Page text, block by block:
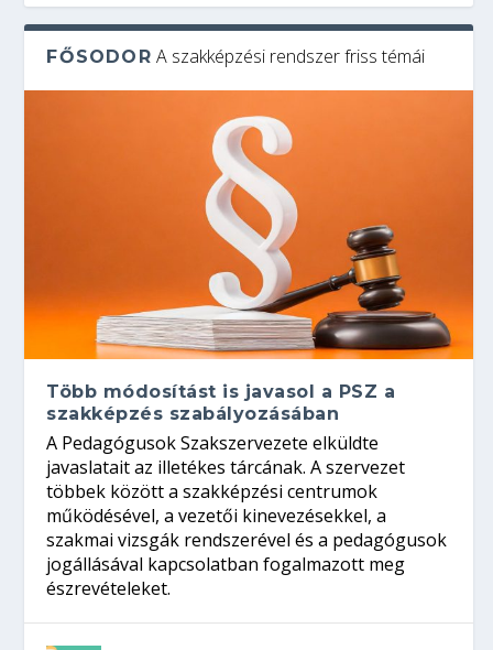
FŐSODOR A szakképzési rendszer friss témái
Több módosítást is javasol a PSZ a
szakképzés szabályozásában
A Pedagógusok Szakszervezete elküldte
javaslatait az illetékes tárcának. A szervezet
többek között a szakképzési centrumok
működésével, a vezetői kinevezésekkel, a
szakmai vizsgák rendszerével és a pedagógusok
jogállásával kapcsolatban fogalmazott meg
észrevételeket.